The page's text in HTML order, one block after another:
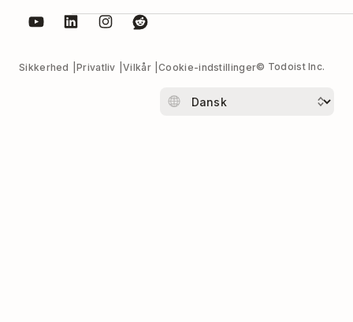
Sikkerhed Privatliv Vilkår Cookie-indstillinger© Todoist Inc.